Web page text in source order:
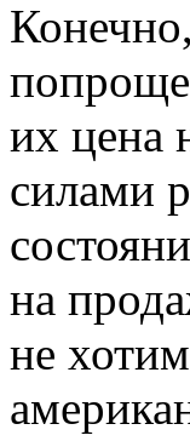
их цена
силами
на
не